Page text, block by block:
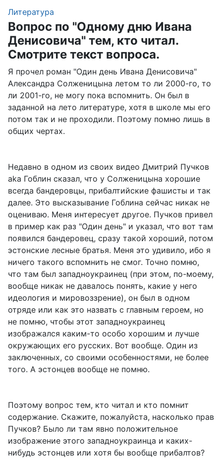
Литература
Вопрос по "Одному дню Ивана
Денисовича" тем, кто читал.
Смотрите текст вопроса.
Я прочел роман "Один день Ивана Денисовича"
Александра Солженицына летом то ли 2000-го, то
ли 2001-го, не могу пока вспомнить. Он был в
заданной на лето литературе, хотя в школе мы его
потом так и не проходили. Поэтому помню лишь в
общих чертах.
Недавно в одном из своих видео Дмитрий Пучков
aka Гоблин сказал, что у Солженицына хорошие
всегда бандеровцы, прибалтийские фашисты и так
далее. Это высказывание Гоблина сейчас никак не
оцениваю. Меня интересует другое. Пучков привел
в пример как раз "Один день" и указал, что вот там
появился бандеровец, сразу такой хороший, потом
эстонские лесные братья. Меня это удивило, ибо я
ничего такого вспомнить не смог. Точно помню,
что там был западноукраинец (при этом, по-моему,
вообще никак не давалось понять, какие у него
идеология и мировоззрение), он был в одном
отряде или как это назвать с главным героем, но
не помню, чтобы этот западноукраинец
изображался каким-то особо хорошим и лучше
окружающих его русских. Вот вообще. Один из
заключенных, со своими особенностями, не более
того. А эстонцев вообще не помню.
Поэтому вопрос тем, кто читал и кто помнит
содержание. Скажите, пожалуйста, насколько прав
Пучков? Было ли там явно положительное
изображение этого западноукраинца и каких-
нибудь эстонцев или хотя бы вообще прибалтов?